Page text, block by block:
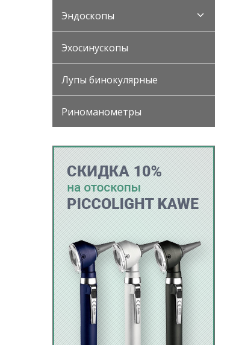
Эндоскопы
Эхосинускопы
Лупы бинокулярные
Риноманометры